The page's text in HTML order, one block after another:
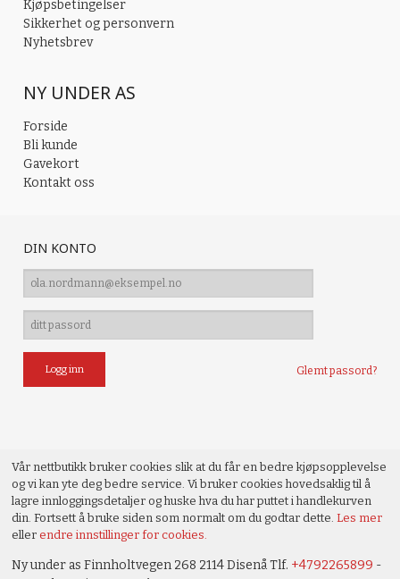
Kjøpsbetingelser
Sikkerhet og personvern
Nyhetsbrev
NY UNDER AS
Forside
Bli kunde
Gavekort
Kontakt oss
DIN KONTO
Glemt passord?
Vår nettbutikk bruker cookies slik at du får en bedre kjøpsopplevelse
og vi kan yte deg bedre service. Vi bruker cookies hovedsaklig til å
lagre innloggingsdetaljer og huske hva du har puttet i handlekurven
din. Fortsett å bruke siden som normalt om du godtar dette.Les mer
ellerendre innstillinger for cookies.
Ny under as Finnholtvegen 268 2114 Disenå Tlf. +4792265899 -